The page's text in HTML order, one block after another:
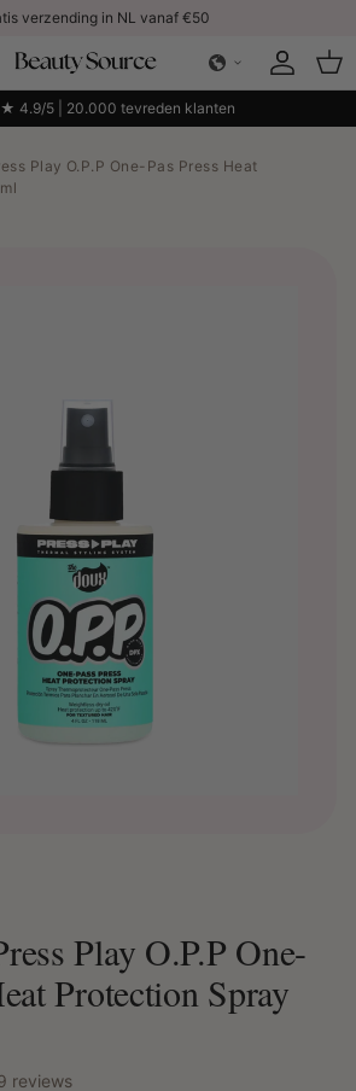
verzending in NL vanaf €50
Account
5 | 20.000 tevreden klanten
Play O.P.P One-Pas Press Heat
Play O.P.P One-
Protection Spray
reviews